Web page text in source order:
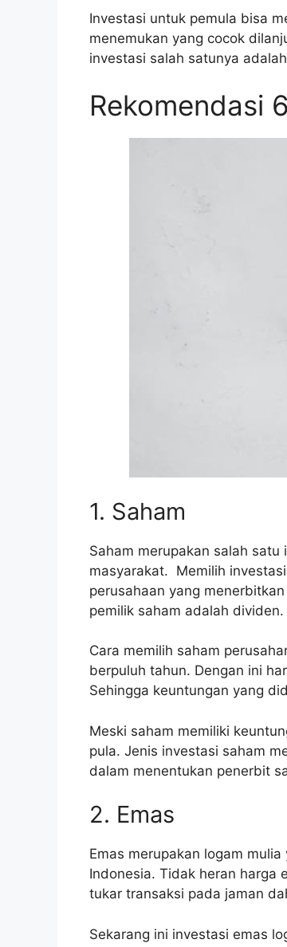
Investasi untuk pemula bisa
menemukan yang cocok
investasi salah satunya
Rekomendasi
1. Saham
Saham merupakan salah
masyarakat. Memilih
perusahaan yang
pemilik saham adalah dividen.
Cara memilih saham
berpuluh tahun. Dengan ini
Sehingga keuntungan yang
Meski saham memiliki
pula. Jenis investasi saham
dalam menentukan penerbit
2. Emas
Emas merupakan logam
Indonesia. Tidak heran harga
tukar transaksi pada jaman
Sekarang ini investasi emas